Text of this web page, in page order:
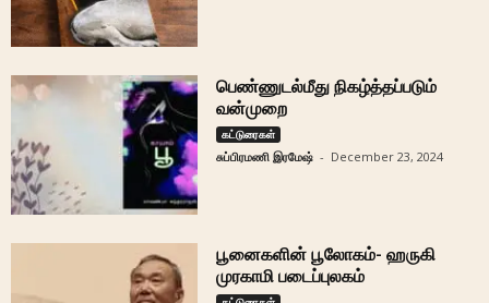
பெண்ணுடல்மீது நிகழ்த்தப்படும்
வன்முறை
கட்டுரைகள்
சுப்பிரமணி இரமேஷ் - December 23, 2024
பூனைகளின் பூலோகம்- ஹருகி
முரகாமி படைப்புலகம்